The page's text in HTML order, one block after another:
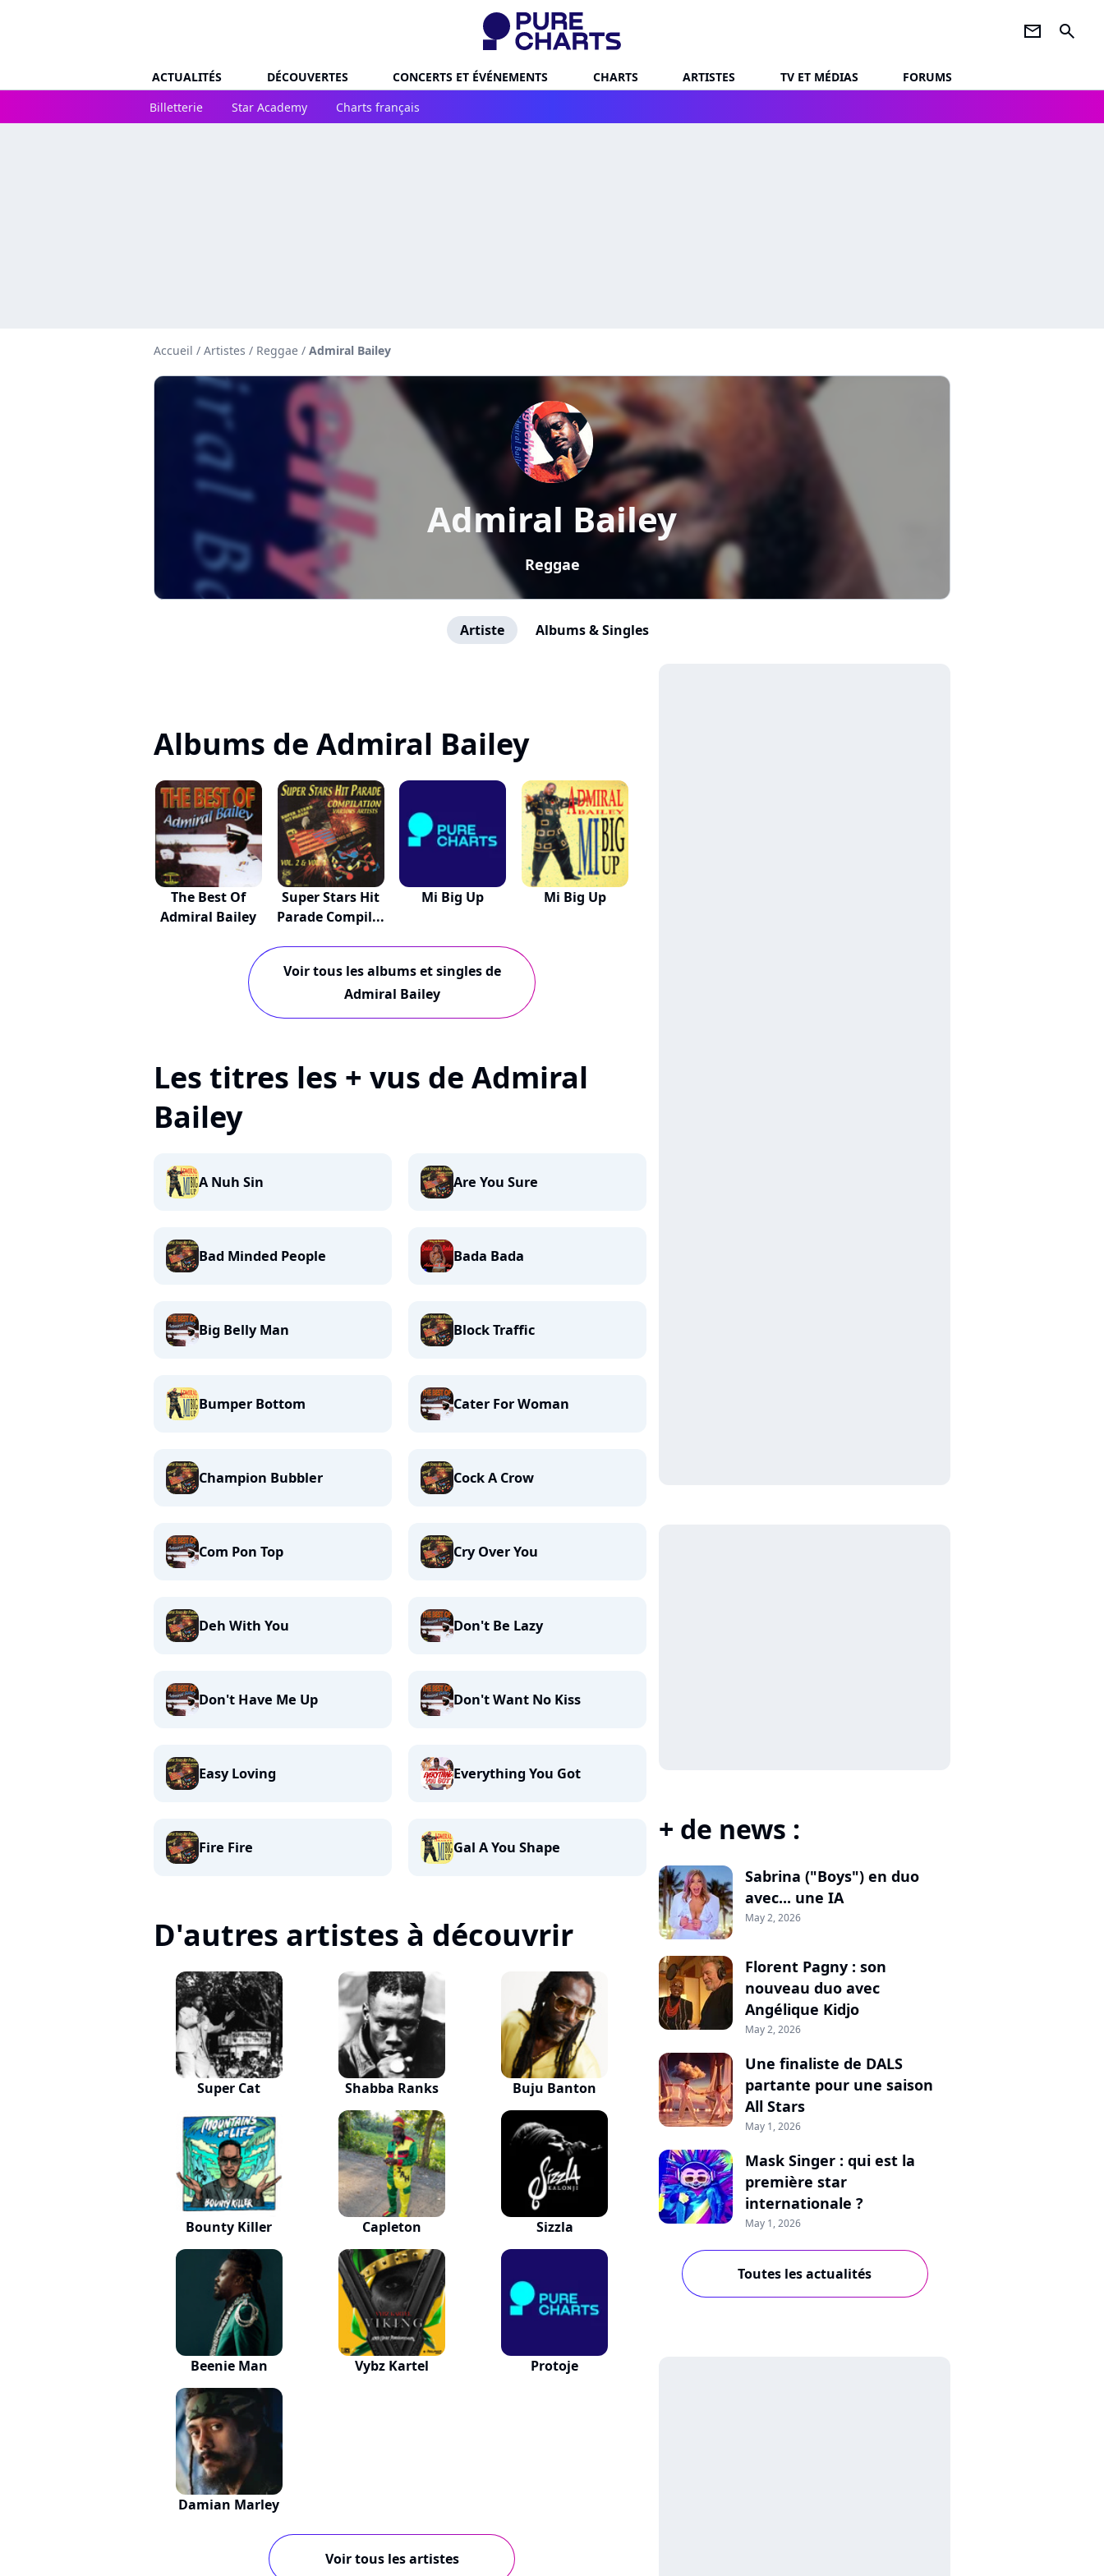
newsletter search
ACTUALITÉS DÉCOUVERTES CONCERTS ET ÉVÉNEMENTS CHARTS ARTISTES TV ET MÉDIAS
FORUMS
Billetterie
Star Academy Charts français
Accueil / Artistes / Reggae / Admiral Bailey
Admiral Bailey
Reggae
Artiste Albums & Singles
Albums de Admiral Bailey
The Best Of
Admiral Bailey
Super Stars Hit
Parade Compil...
Mi Big Up Mi Big Up
Voir tous les albums et singles de
Admiral Bailey
Les titres les + vus de Admiral
Bailey
A Nuh Sin Are You Sure
Bad Minded People Bada Bada
Big Belly Man Block Traffic
Bumper Bottom Cater For Woman
Champion Bubbler Cock A Crow
Com Pon Top Cry Over You
Deh With You Don't Be Lazy
Don't Have Me Up Don't Want No Kiss
Easy Loving Everything You Got
Fire Fire Gal A You Shape
D'autres artistes à découvrir
Super Cat Shabba Ranks Buju Banton
Bounty Killer Capleton Sizzla
Beenie Man Vybz Kartel Protoje
Damian Marley
Voir tous les artistes
+ de news :
Sabrina ("Boys") en duo
avec... une IA
May 2, 2026
Florent Pagny : son
nouveau duo avec
Angélique Kidjo
May 2, 2026
Une finaliste de DALS
partante pour une saison
All Stars
May 1, 2026
Mask Singer : qui est la
première star
internationale ?
May 1, 2026
Toutes les actualités